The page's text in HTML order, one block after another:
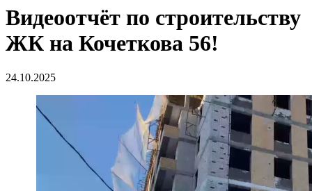
Видеоотчёт по строительству
ЖК на Кочеткова 56!
24.10.2025